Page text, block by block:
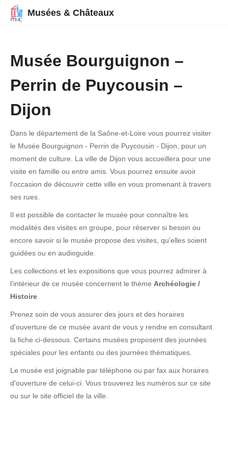
Musées & Châteaux
Musée Bourguignon –
Perrin de Puycousin –
Dijon
Dans le département de la Saône-et-Loire vous pourrez visiter
le Musée Bourguignon - Perrin de Puycousin - Dijon, pour un
moment de culture. La ville de Dijon vous accueillera pour une
visite en famille ou entre amis. Vous pourrez ensuite avoir
l'occasion de découvrir cette ville en vous promenant à travers
ses rues.
Il est possible de contacter le musée pour connaître les
modalités des visites en groupe, pour réserver si besoin ou
encore savoir si le musée propose des visites, qu'elles soient
guidées ou en audioguide.
Les collections et les expositions que vous pourrez admirer à
l'intérieur de ce musée concernent le thème Archéologie /
Histoire
Prenez soin de vous assurer des jours et des horaires
d'ouverture de ce musée avant de vous y rendre en consultant
la fiche ci-dessous. Certains musées proposent des journées
spéciales pour les enfants ou des journées thématiques.
Le musée est joignable par téléphone ou par fax aux horaires
d'ouverture de celui-ci. Vous trouverez les numéros sur ce site
ou sur le site officiel de la ville.